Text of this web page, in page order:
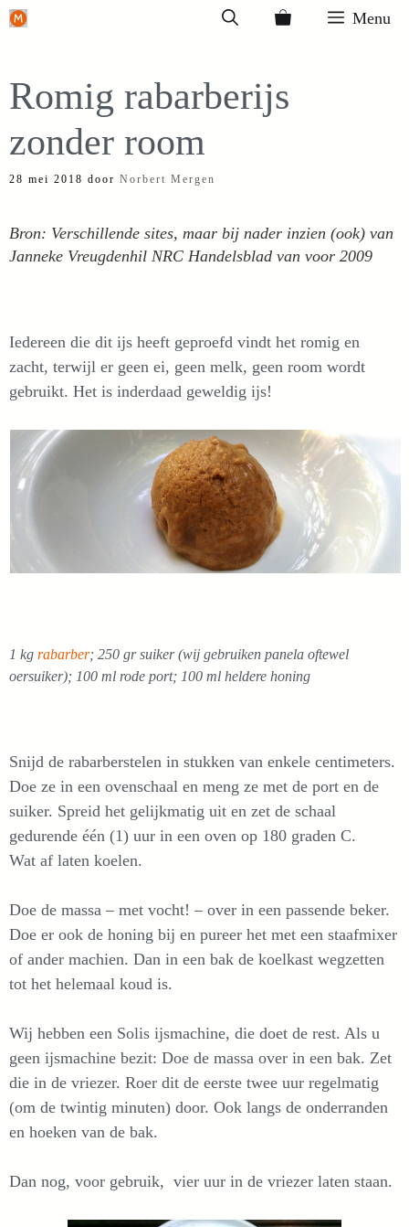
Ga
inhoud
Menu
Romig rabarberijs
zonder room
28 mei 2018 door Norbert Mergen
Bron: Verschillende sites, maar bij nader inzien (ook) van
Janneke Vreugdenhil NRC Handelsblad van voor 2009
Iedereen die dit ijs heeft geproefd vindt het romig en
zacht, terwijl er geen ei, geen melk, geen room wordt
gebruikt. Het is inderdaad geweldig ijs!
1 kg rabarber; 250 gr suiker (wij gebruiken panela oftewel
oersuiker); 100 ml rode port; 100 ml heldere honing
Snijd de rabarberstelen in stukken van enkele centimeters.
Doe ze in een ovenschaal en meng ze met de port en de
suiker. Spreid het gelijkmatig uit en zet de schaal
gedurende één (1) uur in een oven op 180 graden C.
Wat af laten koelen.
Doe de massa – met vocht! – over in een passende beker.
Doe er ook de honing bij en pureer het met een staafmixer
of ander machien. Dan in een bak de koelkast wegzetten
tot het helemaal koud is.
Wij hebben een Solis ijsmachine, die doet de rest. Als u
geen ijsmachine bezit: Doe de massa over in een bak. Zet
die in de vriezer. Roer dit de eerste twee uur regelmatig
(om de twintig minuten) door. Ook langs de onderranden
en hoeken van de bak.
Dan nog, voor gebruik, vier uur in de vriezer laten staan.